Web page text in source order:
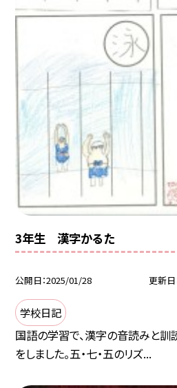
3年生 漢字かるた
公開日 2025/01/28 更新日
学校日記
国語の学習で、漢字の音読みと訓
をしました。五・七・五のリズ...